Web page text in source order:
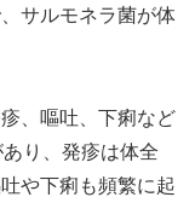
サルモネラ菌が体
、嘔吐、下痢など
り、発疹は体全
や下痢も頻繁に起